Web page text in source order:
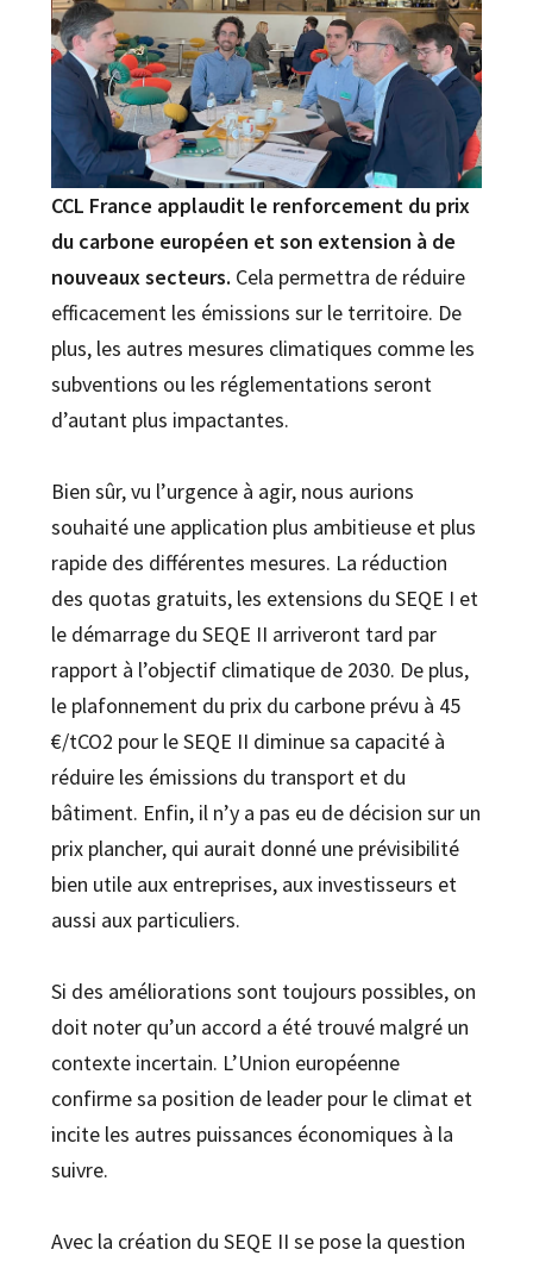
CCL France applaudit le renforcement du prix
du carbone européen et son extension à de
nouveaux secteurs. Cela permettra de réduire
efficacement les émissions sur le territoire. De
plus, les autres mesures climatiques comme les
subventions ou les réglementations seront
d’autant plus impactantes.
Bien sûr, vu l’urgence à agir, nous aurions
souhaité une application plus ambitieuse et plus
rapide des différentes mesures. La réduction
des quotas gratuits, les extensions du SEQE I et
le démarrage du SEQE II arriveront tard par
rapport à l’objectif climatique de 2030. De plus,
le plafonnement du prix du carbone prévu à 45
€/tCO2 pour le SEQE II diminue sa capacité à
réduire les émissions du transport et du
bâtiment. Enfin, il n’y a pas eu de décision sur un
prix plancher, qui aurait donné une prévisibilité
bien utile aux entreprises, aux investisseurs et
aussi aux particuliers.
Si des améliorations sont toujours possibles, on
doit noter qu’un accord a été trouvé malgré un
contexte incertain. L’Union européenne
confirme sa position de leader pour le climat et
incite les autres puissances économiques à la
suivre.
Avec la création du SEQE II se pose la question